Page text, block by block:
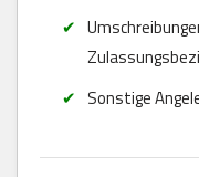
Sonstige